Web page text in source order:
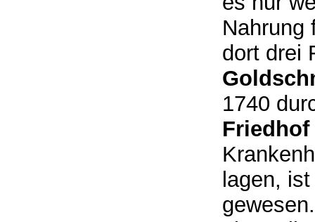
Nahrung
dort drei
1740
Friedhof
lagen,